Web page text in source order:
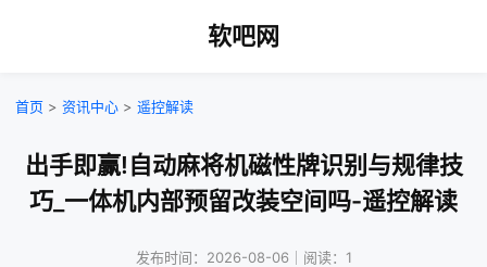
软吧网
首页 > 资讯中心 > 遥控解读
出手即赢!自动麻将机磁性牌识别与规律技
巧_一体机内部预留改装空间吗-遥控解读
发布时间：2026-08-06｜阅读：1